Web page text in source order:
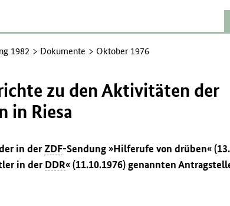
1982 Dokumente Oktober 1976
zu den Aktivitäten der
in Riesa
in derZDF-Sendung »Hilferufe von drüben«
in derDDR« (11.10.1976) genannten